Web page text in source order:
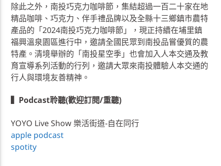
除此之外，南投巧克力咖啡節，集結超過一百二十家在地
精品咖啡、巧克力、伴手禮品牌以及全縣十三鄉鎮市農特
產品的「2024南投巧克力咖啡節」，現正持續在埔里鎮
福興溫泉園區進行中，邀請全國民眾到南投品嘗優質的農
特產。清境舉辦的「南投星空季」也會加入人本交通及教
育宣導系列活動的行列，邀請大眾來南投體驗人本交通的
行人與環境友善精神。
▍Podcast聆聽(歡迎訂閱/重聽)
YOYO Live Show 樂活街道-自在同行
apple podcast
spotity